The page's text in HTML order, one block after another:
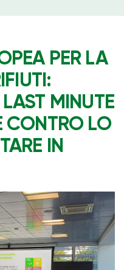
PER LA
MINUTE
CONTRO LO
IN